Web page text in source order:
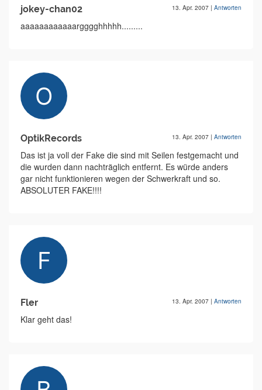
jokey-chan02 13. Apr. 2007 | Antworten
aaaaaaaaaaaargggghhhhh.........
OptikRecords 13. Apr. 2007 | Antworten
Das ist ja voll der Fake die sind mit Seilen festgemacht und
die wurden dann nachträglich entfernt. Es würde anders
gar nicht funktionieren wegen der Schwerkraft und so.
ABSOLUTER FAKE!!!!
Fler 13. Apr. 2007 | Antworten
Klar geht das!